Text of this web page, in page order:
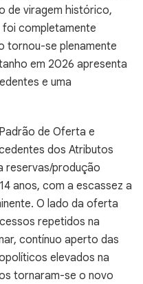
de viragem histórico,
completamente
tornou-se plenamente
em 2026 apresenta
e uma
de Oferta e
dos Atributos
reservas/produção
anos, com a escassez a
O lado da oferta
repetidos na
contínuo aperto das
elevados na
tornaram-se o novo